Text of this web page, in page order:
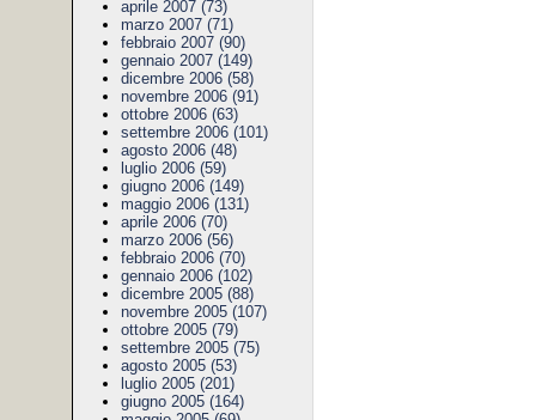
aprile 2007 (73)
marzo 2007 (71)
febbraio 2007 (90)
gennaio 2007 (149)
dicembre 2006 (58)
novembre 2006 (91)
ottobre 2006 (63)
settembre 2006 (101)
agosto 2006 (48)
luglio 2006 (59)
giugno 2006 (149)
maggio 2006 (131)
aprile 2006 (70)
marzo 2006 (56)
febbraio 2006 (70)
gennaio 2006 (102)
dicembre 2005 (88)
novembre 2005 (107)
ottobre 2005 (79)
settembre 2005 (75)
agosto 2005 (53)
luglio 2005 (201)
giugno 2005 (164)